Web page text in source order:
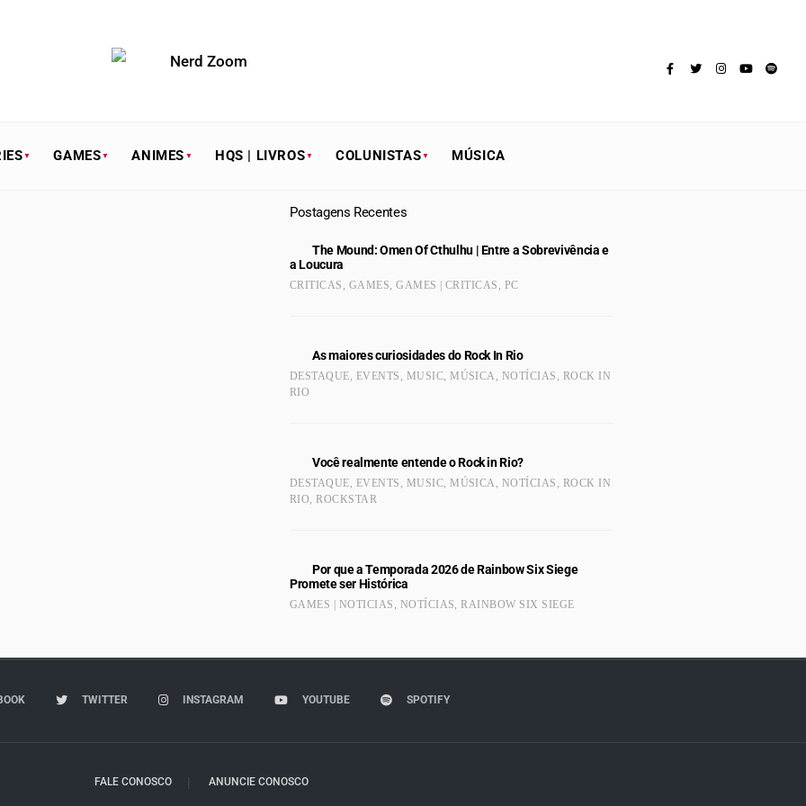
GAMES ANIMES HQS | LIVROS COLUNISTAS MÚSICA
Postagens Recentes
The Mound: Omen Of Cthulhu | Entre a Sobrevivência e
a Loucura
CRITICAS , GAMES,GAMES | CRITICAS , PC
As maiores curiosidades do Rock In Rio
DESTAQUE, EVENTS , MUSIC,MÚSICA , NOTÍCIAS , ROCK IN
RIO
Você realmente entende o Rock in Rio?
DESTAQUE, EVENTS , MUSIC,MÚSICA , NOTÍCIAS , ROCK IN
RIO,ROCKSTAR
Por que a Temporada 2026 de Rainbow Six Siege
Promete ser Histórica
GAMES | NOTICIAS , NOTÍCIAS,RAINBOW SIX SIEGE
TWITTER INSTAGRAM YOUTUBE SPOTIFY
FALE CONOSCO ANUNCIE CONOSCO